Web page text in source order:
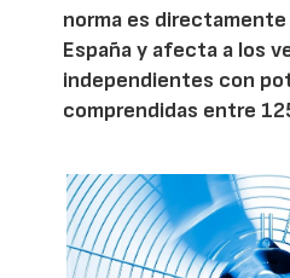
norma es
España y afecta a los
independientes con
comprendidas entre